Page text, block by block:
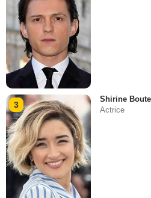
3
Shirine
Actrice